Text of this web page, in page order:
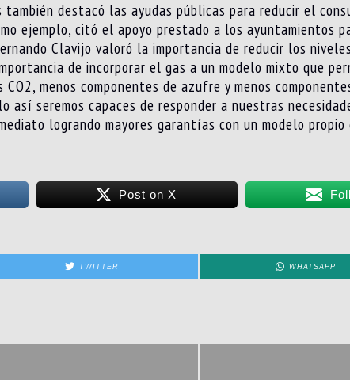
destacó las ayudas públicas para reducir el
ejemplo, citó el apoyo prestado a los ayuntamientos
Clavijo valoró la importancia de reducir los
de incorporar el gas a un modelo mixto que
menos componentes de azufre y menos
así seremos capaces de responder a nuestras
logrando mayores garantías con un modelo
Post on X
TWITTER WHATSAPP